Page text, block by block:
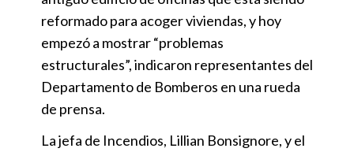
reformado para acoger viviendas, y hoy
empezó a mostrar “problemas
estructurales”, indicaron representantes del
Departamento de Bomberos en una rueda
de prensa.
La jefa de Incendios, Lillian Bonsignore, y el